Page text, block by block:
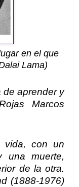
en el que
Lama)
de aprender y
Marcos
vida, con un
una muerte,
de la otra.
(1888-1976)